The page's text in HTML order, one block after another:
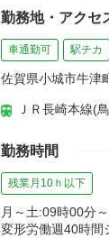
勤務地・アクセ
車通勤可 駅チカ
佐賀県小城市牛津
ＪＲ長崎本線(
勤務時間
残業月10ｈ以下
月～土:09時00分
変形労働週40時間